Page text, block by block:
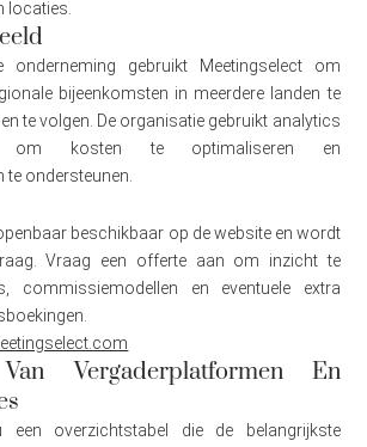
locaties.
onderneming gebruikt Meetingselect om
bijeenkomsten in meerdere landen te
te volgen. De organisatie gebruikt analytics
om kosten te optimaliseren en
te ondersteunen.
beschikbaar op de website en wordt
Vraag een offerte aan om inzicht te
commissiemodellen en eventuele extra
Vergaderplatformen En
een overzichtstabel die de belangrijkste